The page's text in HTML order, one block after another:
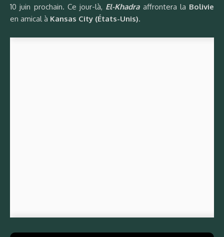
10 juin prochain. Ce jour-là, El-Khadraaffrontera la Bolivie
en amical à Kansas City (États-Unis).